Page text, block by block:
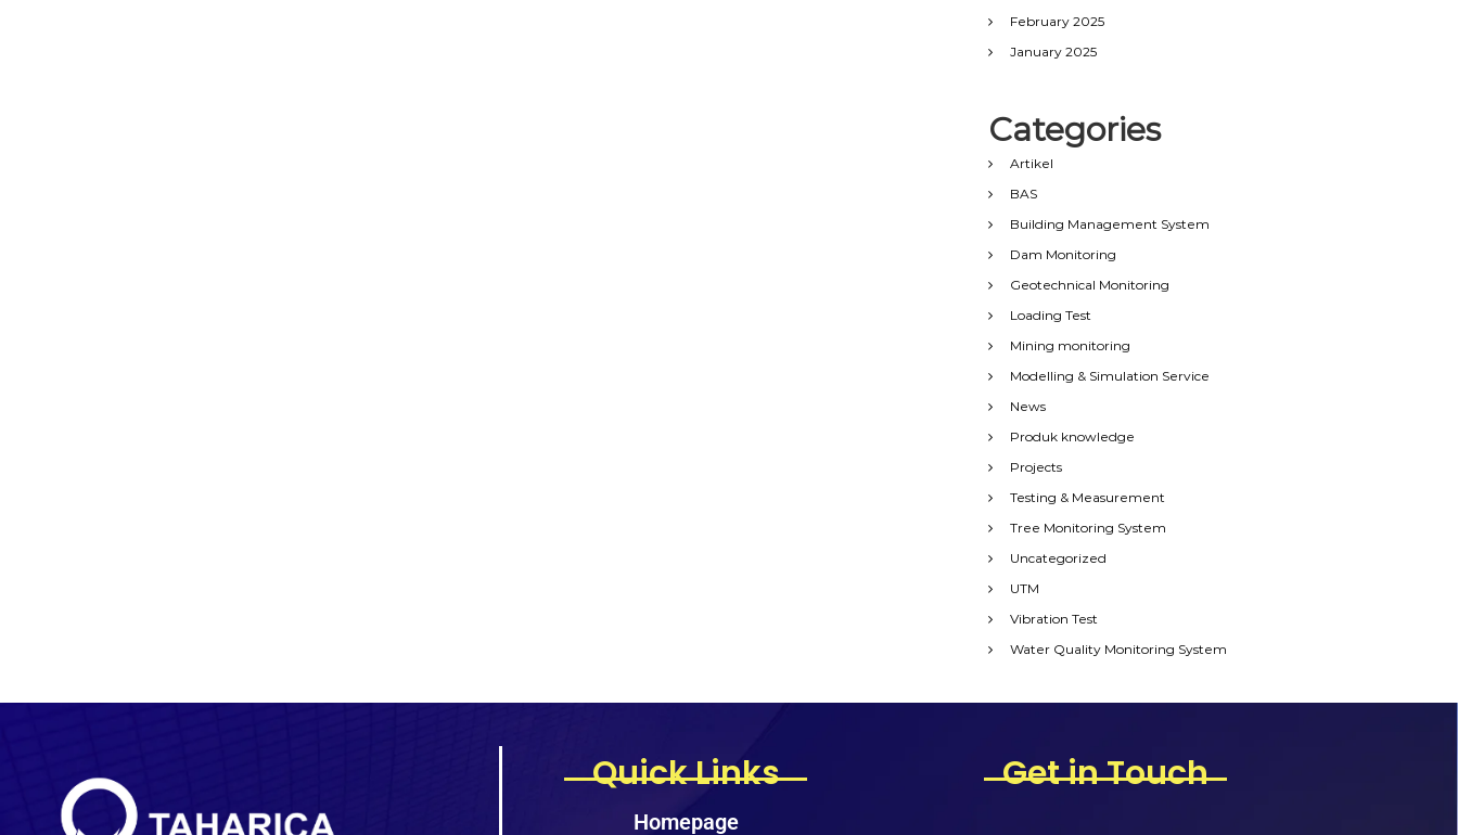
February 2025
January 2025
Categories
Artikel
BAS
Building Management System
Dam Monitoring
Geotechnical Monitoring
Loading Test
Mining monitoring
Modelling & Simulation Service
News
Produk knowledge
Projects
Testing & Measurement
Tree Monitoring System
Uncategorized
UTM
Vibration Test
Water Quality Monitoring System
Quick Links
Homepage
Get in Touch